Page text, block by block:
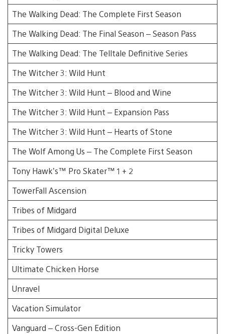
The Walking Dead: The Complete First Season
The Walking Dead: The Final Season – Season Pass
The Walking Dead: The Telltale Definitive Series
The Witcher 3: Wild Hunt
The Witcher 3: Wild Hunt – Blood and Wine
The Witcher 3: Wild Hunt – Expansion Pass
The Witcher 3: Wild Hunt – Hearts of Stone
The Wolf Among Us – The Complete First Season
Tony Hawk’s™ Pro Skater™ 1 + 2
TowerFall Ascension
Tribes of Midgard
Tribes of Midgard Digital Deluxe
Tricky Towers
Ultimate Chicken Horse
Unravel
Vacation Simulator
Vanguard – Cross-Gen Edition